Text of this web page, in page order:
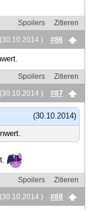
Spoilers
Zitieren
(30.10.2014 )
#86
Spoilers
Zitieren
(30.10.2014 )
#87
(30.10.2014)
Spoilers
Zitieren
(30.10.2014 )
#88